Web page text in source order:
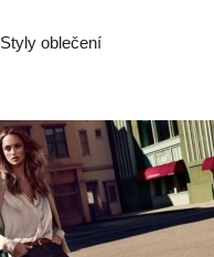
Styly oblečení